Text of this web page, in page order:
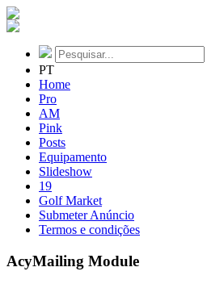
PT
Home
Pro
AM
Pink
Posts
Equipamento
Slideshow
19
Golf Market
Submeter Anúncio
Termos e condições
AcyMailing Module